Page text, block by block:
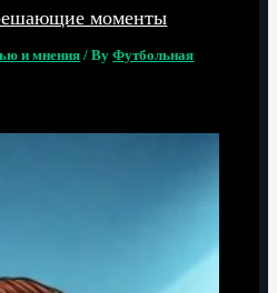
моменты
и мнения / ByФутбольная